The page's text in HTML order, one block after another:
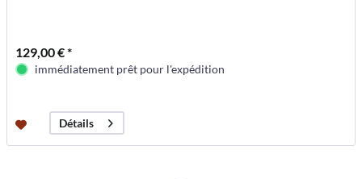
129,00 € *
immédiatement prêt pour l'expédition
Détails